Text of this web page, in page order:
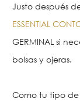
Justo después
ESSENTIAL
GERMINAL si
bolsas y ojeras.
Como tu tipo